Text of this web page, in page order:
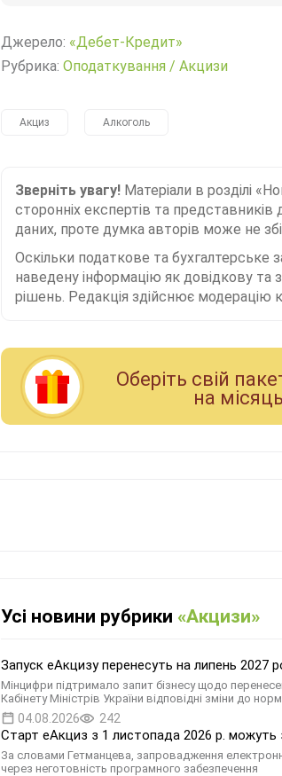
Джерело: «Дебет-Кредит»
Рубрика: Оподаткування / Акцизи
Акциз Алкоголь
Зверніть увагу! Матеріали в розділі
сторонніх експертів та
даних, проте думка авторів може не
Оскільки податкове та
наведену інформацію як довідкову та
рішень. Редакція здійснює модерацію
Оберiть свiй
на мiсяць
Усі новини рубрики «Акцизи»
Запуск еАкцизу перенесуть на липень 2027
Мінцифри підтримало запит бізнесу щодо
Кабінету Міністрів України відповідні зміни до
04.08.2026 242
Старт еАкциз з 1 листопада 2026 р. можуть
За словами Гетманцева, запровадження
через неготовність програмного забезпечення